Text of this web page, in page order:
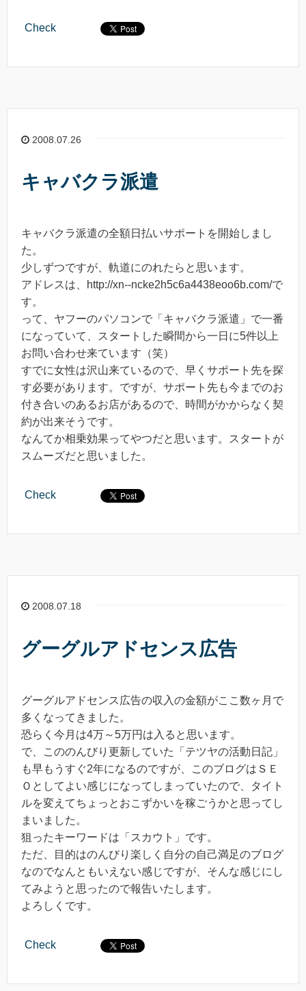
Check
2008.07.26
キャバクラ派遣
キャバクラ派遣の全額日払いサポートを開始しまし
た。
少しずつですが、軌道にのれたらと思います。
アドレスは、http://xn--ncke2h5c6a4438eoo6b.com/で
す。
って、ヤフーのパソコンで「キャバクラ派遣」で一番
になっていて、スタートした瞬間から一日に5件以上
お問い合わせ来ています（笑）
すでに女性は沢山来ているので、早くサポート先を探
す必要があります。ですが、サポート先も今までのお
付き合いのあるお店があるので、時間がかからなく契
約が出来そうです。
なんてか相乗効果ってやつだと思います。スタートが
スムーズだと思いました。
Check
2008.07.18
グーグルアドセンス広告
グーグルアドセンス広告の収入の金額がここ数ヶ月で
多くなってきました。
恐らく今月は4万～5万円は入ると思います。
で、こののんびり更新していた「テツヤの活動日記」
も早もうすぐ2年になるのですが、このブログはＳＥ
Ｏとしてよい感じになってしまっていたので、タイト
ルを変えてちょっとおこずかいを稼ごうかと思ってし
まいました。
狙ったキーワードは「スカウト」です。
ただ、目的はのんびり楽しく自分の自己満足のブログ
なのでなんともいえない感じですが、そんな感じにし
てみようと思ったので報告いたします。
よろしくです。
Check